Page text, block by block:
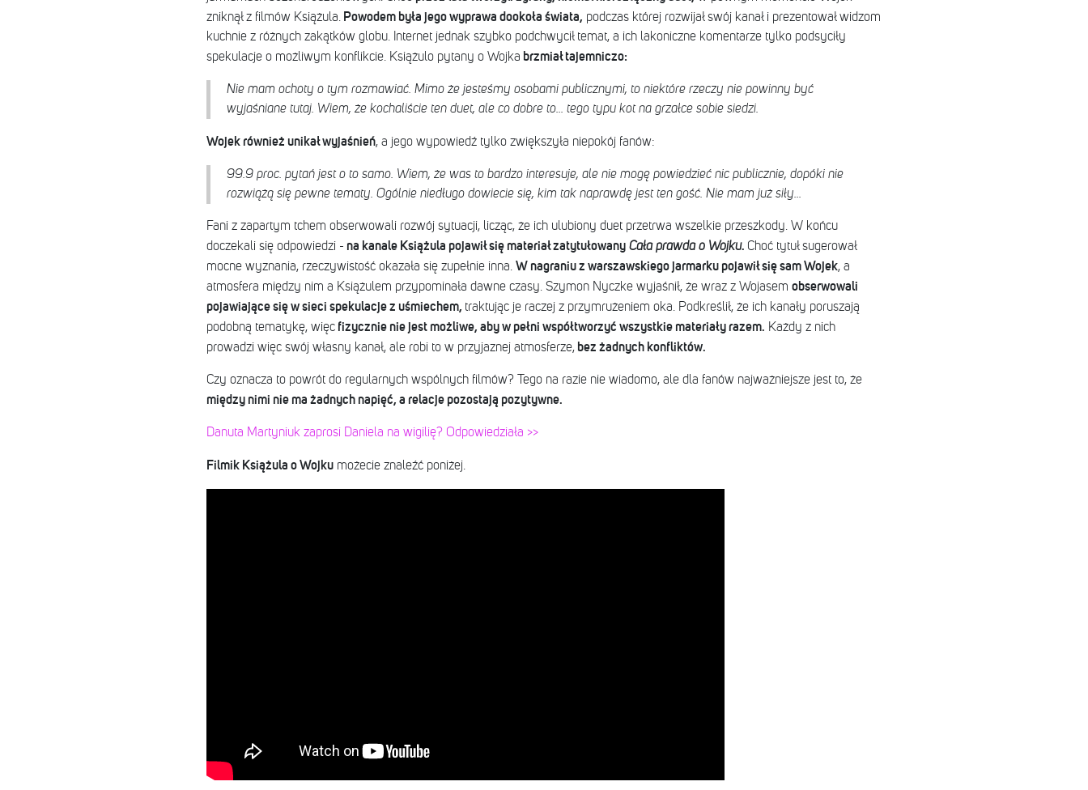
zniknął z filmów Książula. Powodem była jego wyprawa dookoła świata, podczas której rozwijał swój kanał i prezentował widzom
kuchnie z różnych zakątków globu. Internet jednak szybko podchwycił temat, a ich lakoniczne komentarze tylko podsyciły
spekulacje o możliwym konflikcie. Książulo pytany o Wojka brzmiał tajemniczo:
Nie mam ochoty o tym rozmawiać. Mimo że jesteśmy osobami publicznymi, to niektóre rzeczy nie powinny być
wyjaśniane tutaj. Wiem, że kochaliście ten duet, ale co dobre to... tego typu kot na grzałce sobie siedzi.
Wojek również unikał wyjaśnień, a jego wypowiedź tylko zwiększyła niepokój fanów:
99.9 proc. pytań jest o to samo. Wiem, że was to bardzo interesuje, ale nie mogę powiedzieć nic publicznie, dopóki nie
rozwiążą się pewne tematy. Ogólnie niedługo dowiecie się, kim tak naprawdę jest ten gość. Nie mam już siły...
Fani z zapartym tchem obserwowali rozwój sytuacji, licząc, że ich ulubiony duet przetrwa wszelkie przeszkody. W końcu
doczekali się odpowiedzi - na kanale Książula pojawił się materiał zatytułowanyCała prawda o Wojku. Choć tytuł sugerował
mocne wyznania, rzeczywistość okazała się zupełnie inna. W nagraniu z warszawskiego jarmarku pojawił się sam Wojek, a
atmosfera między nim a Książulem przypominała dawne czasy.Szymon Nyczke wyjaśnił, że wraz z Wojasem obserwowali
pojawiające się w sieci spekulacje z uśmiechem, traktując je raczej z przymrużeniem oka. Podkreślił, że ich kanały poruszają
podobną tematykę, więcfizycznie nie jest możliwe, aby w pełni współtworzyć wszystkie materiały razem. Każdy z nich
prowadzi więc swój własny kanał, ale robi to w przyjaznej atmosferze,bez żadnych konfliktów.
Czy oznacza to powrót do regularnych wspólnych filmów? Tego na razie nie wiadomo, ale dla fanów najważniejsze jest to, że
między nimi nie ma żadnych napięć, a relacje pozostają pozytywne.
Danuta Martyniuk zaprosi Daniela na wigilię? Odpowiedziała >>
Filmik Książula o Wojkumożecie znaleźć poniżej.